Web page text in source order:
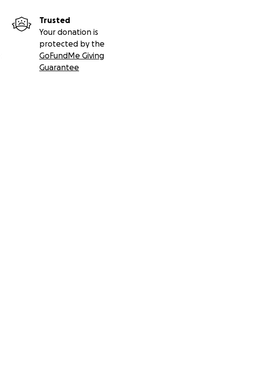
Trusted
Your donation is
protected by the
GoFundMe Giving
Guarantee